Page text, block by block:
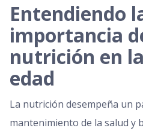
Entendiendo
importancia
nutrición en
edad
La nutrición desempeña un
mantenimiento de la salud y